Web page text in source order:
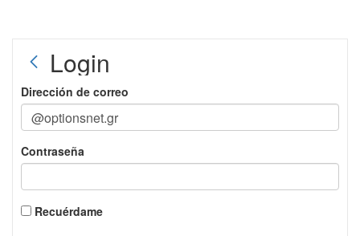
Login
Dirección de correo
Contraseña
Recuérdame